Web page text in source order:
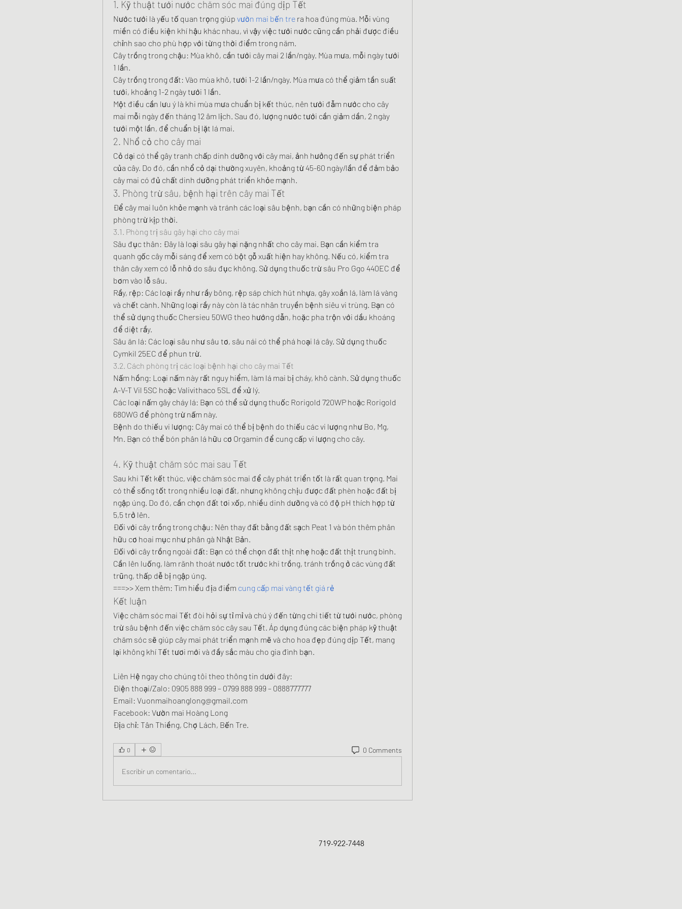
1. Kỹ thuật tưới nước chăm sóc mai đúng dịp Tết
Nước tưới là yếu tố quan trọng giúp vườn mai bến tre ra hoa đúng mùa. Mỗi vùng
miền có điều kiện khí hậu khác nhau, vì vậy việc tưới nước cũng cần phải được điều
chỉnh sao cho phù hợp với từng thời điểm trong năm.
Cây trồng trong chậu: Mùa khô, cần tưới cây mai 2 lần/ngày. Mùa mưa, mỗi ngày tưới
1 lần.
Cây trồng trong đất: Vào mùa khô, tưới 1-2 lần/ngày. Mùa mưa có thể giảm tần suất
tưới, khoảng 1-2 ngày tưới 1 lần.
Một điều cần lưu ý là khi mùa mưa chuẩn bị kết thúc, nên tưới đẫm nước cho cây
mai mỗi ngày đến tháng 12 âm lịch. Sau đó, lượng nước tưới cần giảm dần, 2 ngày
tưới một lần, để chuẩn bị lặt lá mai.
2. Nhổ cỏ cho cây mai
Cỏ dại có thể gây tranh chấp dinh dưỡng với cây mai, ảnh hưởng đến sự phát triển
của cây. Do đó, cần nhổ cỏ dại thường xuyên, khoảng từ 45-60 ngày/lần để đảm bảo
cây mai có đủ chất dinh dưỡng phát triển khỏe mạnh.
3. Phòng trừ sâu, bệnh hại trên cây mai Tết
Để cây mai luôn khỏe mạnh và tránh các loại sâu bệnh, bạn cần có những biện pháp
phòng trừ kịp thời.
3.1. Phòng trị sâu gây hại cho cây mai
Sâu đục thân: Đây là loại sâu gây hại nặng nhất cho cây mai. Bạn cần kiểm tra
quanh gốc cây mỗi sáng để xem có bột gỗ xuất hiện hay không. Nếu có, kiểm tra
thân cây xem có lỗ nhỏ do sâu đục không. Sử dụng thuốc trừ sâu Pro Ggo 440EC để
bơm vào lỗ sâu.
Rầy, rệp: Các loại rầy như rầy bông, rệp sáp chích hút nhựa, gây xoắn lá, làm lá vàng
và chết cành. Những loại rầy này còn là tác nhân truyền bệnh siêu vi trùng. Bạn có
thể sử dụng thuốc Chersieu 50WG theo hướng dẫn, hoặc pha trộn với dầu khoáng
để diệt rầy.
Sâu ăn lá: Các loại sâu như sâu tơ, sâu nái có thể phá hoại lá cây. Sử dụng thuốc
Cymkil 25EC để phun trừ.
3.2. Cách phòng trị các loại bệnh hại cho cây mai Tết
Nấm hồng: Loại nấm này rất nguy hiểm, làm lá mai bị cháy, khô cành. Sử dụng thuốc
A-V-T Vil 5SC hoặc Valivithaco 5SL để xử lý.
Các loại nấm gây cháy lá: Bạn có thể sử dụng thuốc Rorigold 720WP hoặc Rorigold
680WG để phòng trừ nấm này.
Bệnh do thiếu vi lượng: Cây mai có thể bị bệnh do thiếu các vi lượng như Bo, Mg,
Mn. Bạn có thể bón phân lá hữu cơ Orgamin để cung cấp vi lượng cho cây.
4. Kỹ thuật chăm sóc mai sau Tết
Sau khi Tết kết thúc, việc chăm sóc mai để cây phát triển tốt là rất quan trọng. Mai
có thể sống tốt trong nhiều loại đất, nhưng không chịu được đất phèn hoặc đất bị
ngập úng. Do đó, cần chọn đất tơi xốp, nhiều dinh dưỡng và có độ pH thích hợp từ
5,5 trở lên.
Đối với cây trồng trong chậu: Nên thay đất bằng đất sạch Peat 1 và bón thêm phân
hữu cơ hoai mục như phân gà Nhật Bản.
Đối với cây trồng ngoài đất: Bạn có thể chọn đất thịt nhẹ hoặc đất thịt trung bình.
Cần lên luống, làm rãnh thoát nước tốt trước khi trồng, tránh trồng ở các vùng đất
trũng, thấp dễ bị ngập úng.
===>> Xem thêm: Tìm hiểu địa điểm cung cấp mai vàng tết giá rẻ
Kết luận
Việc chăm sóc mai Tết đòi hỏi sự tỉ mỉ và chú ý đến từng chi tiết từ tưới nước, phòng
trừ sâu bệnh đến việc chăm sóc cây sau Tết. Áp dụng đúng các biện pháp kỹ thuật
chăm sóc sẽ giúp cây mai phát triển mạnh mẽ và cho hoa đẹp đúng dịp Tết, mang
lại không khí Tết tươi mới và đầy sắc màu cho gia đình bạn.
Liên Hệ ngay cho chúng tôi theo thông tin dưới đây:
Điện thoại/Zalo: 0905 888 999 – 0799 888 999 – 0888777777
Email: Vuonmaihoanglong@gmail.com
Facebook: Vườn mai Hoàng Long
Địa chỉ: Tân Thiềng, Chợ Lách, Bến Tre.
0 0 Comments
Escribir un comentario...
719-922-7448